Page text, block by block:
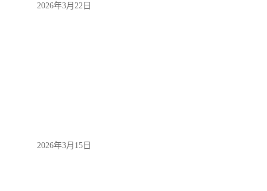
2026年3月22日
2026年3月15日